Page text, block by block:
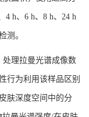
4 h、6 h、8 h、24 h
测。
处理拉曼光谱成像数
行为利用该样品区别
肤深度空间中的分